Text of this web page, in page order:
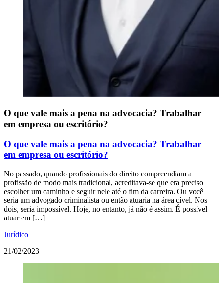
O que vale mais a pena na advocacia? Trabalhar
em empresa ou escritório?
O que vale mais a pena na advocacia? Trabalhar
em empresa ou escritório?
No passado, quando profissionais do direito compreendiam a
profissão de modo mais tradicional, acreditava-se que era preciso
escolher um caminho e seguir nele até o fim da carreira. Ou você
seria um advogado criminalista ou então atuaria na área cível. Nos
dois, seria impossível. Hoje, no entanto, já não é assim. É possível
atuar em […]
Jurídico
21/02/2023